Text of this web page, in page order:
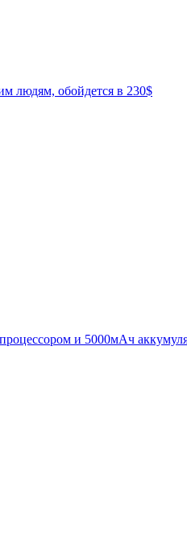
людям, обойдется в 230$
и 5000мАч